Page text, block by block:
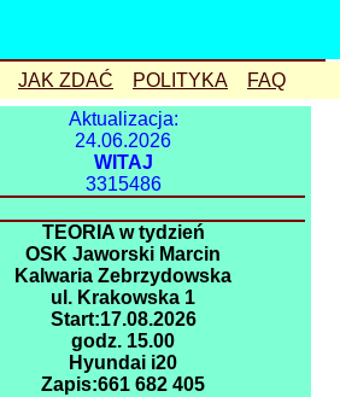
JAK ZDAĆ POLITYKA FAQ
Aktualizacja:
24.06.2026
WITAJ
3315486
TEORIA w tydzień
OSK Jaworski Marcin
Kalwaria Zebrzydowska
ul. Krakowska 1
Start:17.08.2026
godz. 15.00
Hyundai i20
Zapis:661 682 405